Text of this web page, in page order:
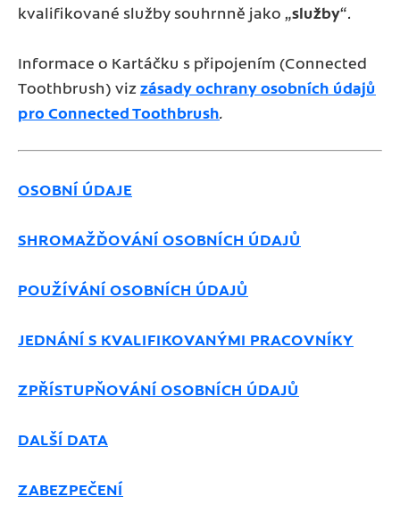
kvalifikované služby souhrnně jako „služby“.
Informace o Kartáčku s připojením (Connected
Toothbrush) vizzásady ochrany osobních údajů
pro Connected Toothbrush.
OSOBNÍ ÚDAJE
SHROMAŽĎOVÁNÍ OSOBNÍCH ÚDAJŮ
POUŽÍVÁNÍ OSOBNÍCH ÚDAJŮ
JEDNÁNÍ S KVALIFIKOVANÝMI PRACOVNÍKY
ZPŘÍSTUPŇOVÁNÍ OSOBNÍCH ÚDAJŮ
DALŠÍ DATA
ZABEZPEČENÍ